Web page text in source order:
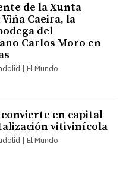
de la Xunta
Caeira, la
del
Carlos Moro en
| El Mundo
en capital
vitivinícola
| El Mundo